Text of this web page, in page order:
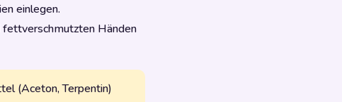
einlegen.
fettverschmutzten Händen
(Aceton, Terpentin)